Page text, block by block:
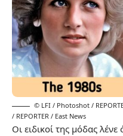
© LFI / Photoshot /
/ REPORTER / East News
Οι ειδικοί της μόδας